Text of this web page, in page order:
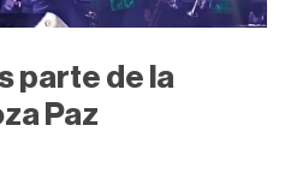
parte de la
Paz